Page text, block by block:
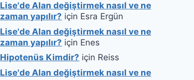
Lise'de Alan değiştirmek nasıl ve ne
zaman yapılır? için Esra Ergün
Lise'de Alan değiştirmek nasıl ve ne
zaman yapılır? için Enes
Hipotenüs Kimdir? için Reiss
Lise'de Alan değiştirmek nasıl ve ne